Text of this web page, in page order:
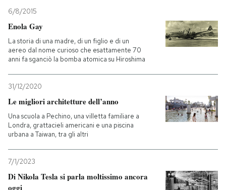
6/8/2015
Enola Gay
La storia di una madre, di un figlio e di un
aereo dal nome curioso che esattamente 70
anni fa sganciò la bomba atomica su Hiroshima
31/12/2020
Le migliori architetture dell’anno
Una scuola a Pechino, una villetta familiare a
Londra, grattacieli americani e una piscina
urbana a Taiwan, tra gli altri
7/1/2023
Di Nikola Tesla si parla moltissimo ancora
oggi